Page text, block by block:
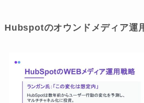
Hubspotのオウンドメディア運